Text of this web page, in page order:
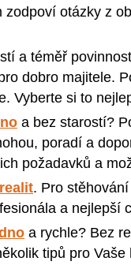
otázky z
a téměř
dobro majitele.
Vyberte si to
a bez starostí?
poradí a
požadavků a
. Pro
a nejlepší
a rychle? Bez
tipů pro